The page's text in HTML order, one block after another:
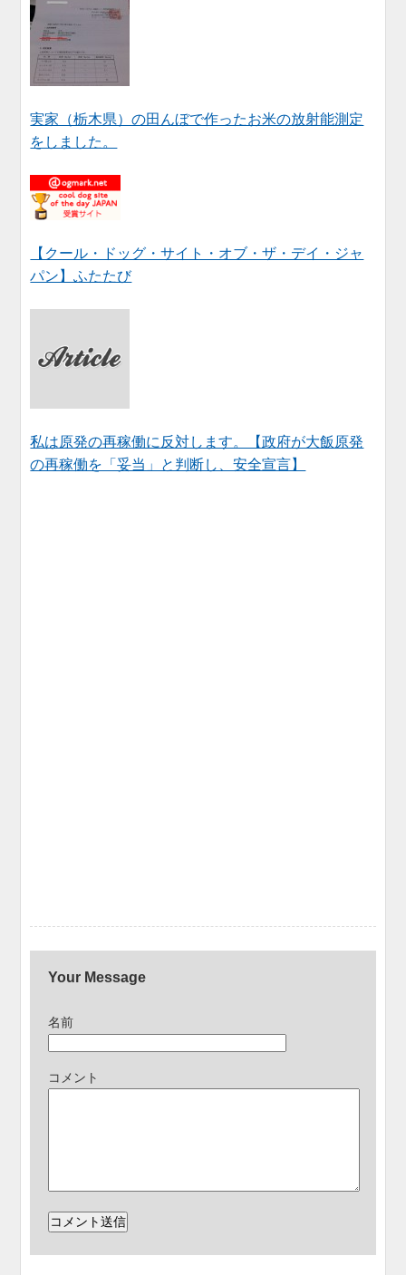
実家（栃木県）の田んぼで作ったお米の放射能測定
をしました。
【クール・ドッグ・サイト・オブ・ザ・デイ・ジャ
パン】ふたたび
私は原発の再稼働に反対します。【政府が大飯原発
の再稼働を「妥当」と判断し、安全宣言】
Your Message
名前
コメント